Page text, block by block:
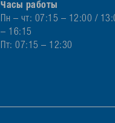
Часы работы
Пн – чт: 07:15 – 12:00 /
– 16:15
Пт: 07:15 – 12:30